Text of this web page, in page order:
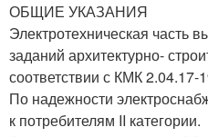
ОБЩИЕ УКАЗАНИЯ
Электротехническая часть
заданий архитектурно-
соответствии с КМК
По надежности
к потребителям II категории.